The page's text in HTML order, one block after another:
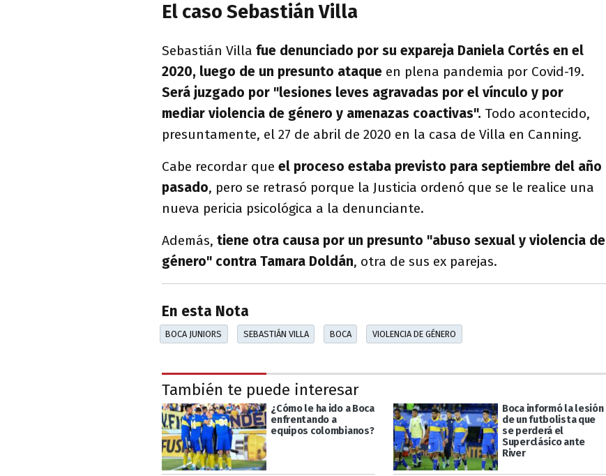
El caso Sebastián Villa
Sebastián Villa fue denunciado por su expareja Daniela Cortés en el
2020, luego de un presunto ataque en plena pandemia por Covid-19.
Será juzgado por "lesiones leves agravadas por el vínculo y por
mediar violencia de género y amenazas coactivas". Todo acontecido,
presuntamente, el 27 de abril de 2020 en la casa de Villa en Canning.
Cabe recordar que el proceso estaba previsto para septiembre del año
pasado, pero se retrasó porque la Justicia ordenó que se le realice una
nueva pericia psicológica a la denunciante.
Además, tiene otra causa por un presunto "abuso sexual y violencia de
género" contra Tamara Doldán, otra de sus ex parejas.
En esta Nota
BOCA JUNIORS SEBASTIÁN VILLA BOCA VIOLENCIA DE GÉNERO
También te puede interesar
¿Cómo le ha ido a Boca
enfrentando a
equipos colombianos?
Boca informó la lesión
de un futbolista que
se perderá el
Superclásico ante
River